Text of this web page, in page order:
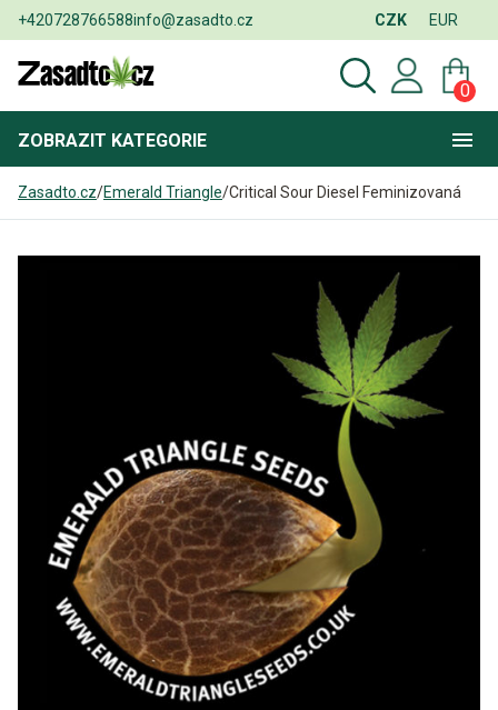
+420728766588info@zasadto.cz CZK EUR
0
ZOBRAZIT KATEGORIE
Zasadto.cz/Emerald Triangle/Critical Sour Diesel Feminizovaná